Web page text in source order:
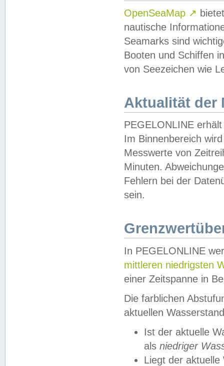
OpenSeaMap ↗
nautische
Seamarks sind
Booten und Schiffen
von Seezeichen wie
Aktualität der
PEGELONLINE
Im Binnenbereich
Messwerte von
Minuten.
Fehlern bei der
sein.
In PEGELONLINE
mittleren niedrigsten
einer Zeitspanne in
Die farblichen
aktuellen
Ist der aktuelle
als niedriger
Liegt der